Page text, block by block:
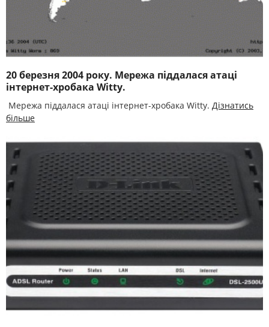
20 березня 2004 року. Мережа піддалася атаці
інтернет-хробака Witty.
Мережа піддалася атаці інтернет-хробака Witty. Дізнатись
більше